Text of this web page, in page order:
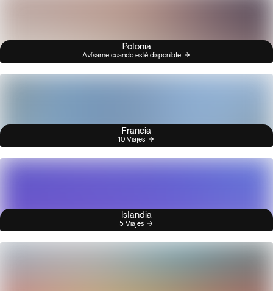
Polonia
Avísame cuando esté disponible
Francia
10 Viajes
Islandia
5 Viajes